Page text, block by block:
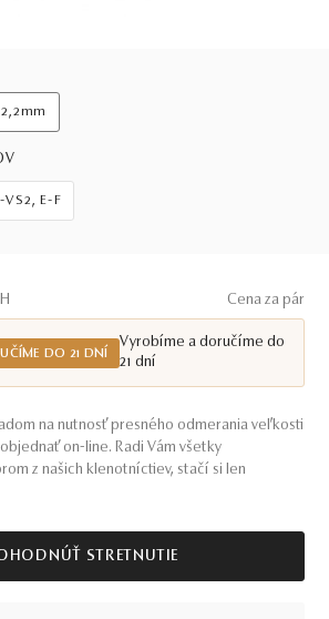
2,2mm
VS2, E-F
Cena za pár
DO 21 DNÍ
Vyrobíme a doručíme do
21 dní
na nutnosť presného odmerania veľkosti
on-line. Radi Vám všetky
z našich klenotníctiev, stačí si len
STRETNUTIE